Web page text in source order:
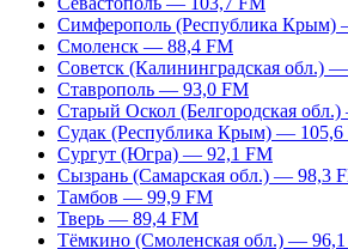
Симферополь (Республика Крым)
Смоленск — 88,4 FM
Советск (Калининградская обл.)
Ставрополь — 93,0 FM
Старый Оскол (Белгородская
Судак (Республика Крым) — 105,6
Сургут (Югра) — 92,1 FM
Сызрань (Самарская обл.) — 98,3
Тамбов — 99,9 FM
Тверь — 89,4 FM
Тёмкино (Смоленская обл.) —